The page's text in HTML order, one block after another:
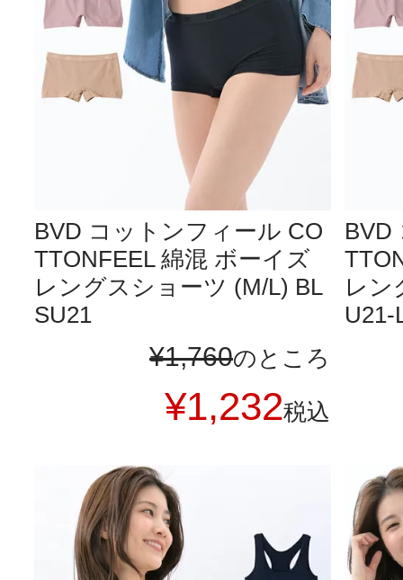
BVD コットンフィール CO
TTONFEEL 綿混 ボーイズ
レングスショーツ (M/L) BL
SU21
¥1,760のところ
¥1,232税込
BVD
レン
U21-